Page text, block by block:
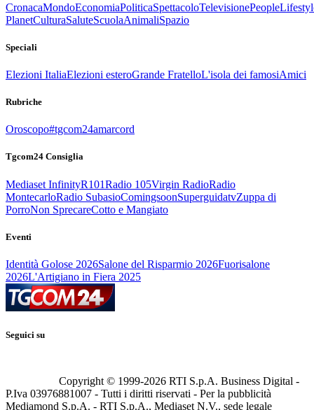
CronacaMondoEconomiaPoliticaSpettacoloTelevisionePeople
PlanetCulturaSaluteScuolaAnimaliSpazio
Speciali
Elezioni ItaliaElezioni esteroGrande FratelloL'isola dei famosiAmici
Rubriche
Oroscopo#tgcom24amarcord
Tgcom24 Consiglia
Mediaset InfinityR101Radio 105Virgin RadioRadio
MontecarloRadio SubasioComingsoonSuperguidatvZuppa di
PorroNon SprecareCotto e Mangiato
Eventi
Identità Golose 2026Salone del Risparmio 2026Fuorisalone
2026L'Artigiano in Fiera 2025
Seguici su
Copyright © 1999-2026 RTI S.p.A. Business Digital -
P.Iva 03976881007 - Tutti i diritti riservati - Per la pubblicità
Mediamond S.p.A. - RTI S.p.A., Mediaset N.V., sede legale